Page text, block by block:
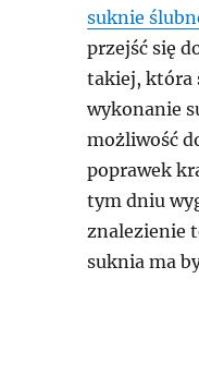
suknie
przejść się
takiej, która
wykonanie
możliwość
poprawek
tym dniu
znalezienie
suknia ma